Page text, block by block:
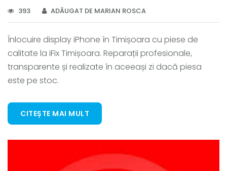
393 ADĂUGAT DE MARIAN ROSCA
Înlocuire display iPhone în Timișoara cu piese de
calitate la iFix Timișoara. Reparații profesionale,
transparente și realizate în aceeași zi dacă piesa
este pe stoc.
CITEȘTE MAI MULT